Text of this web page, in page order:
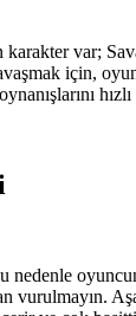
karakter var;
için,
vurulmayın.